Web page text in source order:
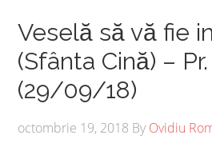
Veselă să vă fie
(Sfânta Cină) –
(29/09/18)
octombrie 19, 2018 By Ovidiu